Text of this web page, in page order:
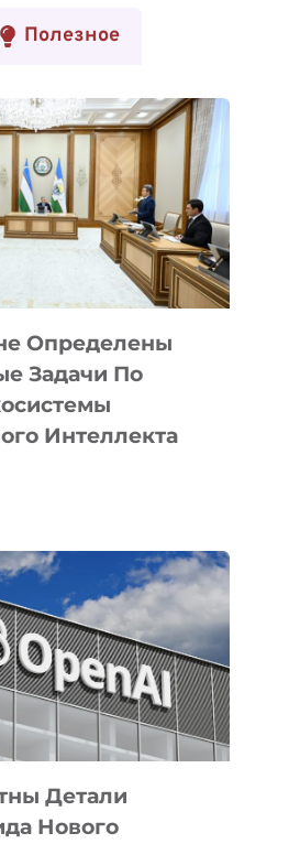
Полезное
Определены
Задачи По
Интеллекта
Детали
Нового